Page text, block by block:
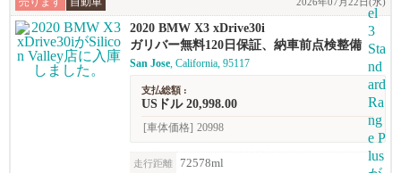
2020 BMW X3 xDrive30i
ガリバー無料120日保証、納車前点検整備
San Jose, California, 95117
支払総額 :
USドル 20,998.00
[車体価格] 20998
走行距離 72578ml